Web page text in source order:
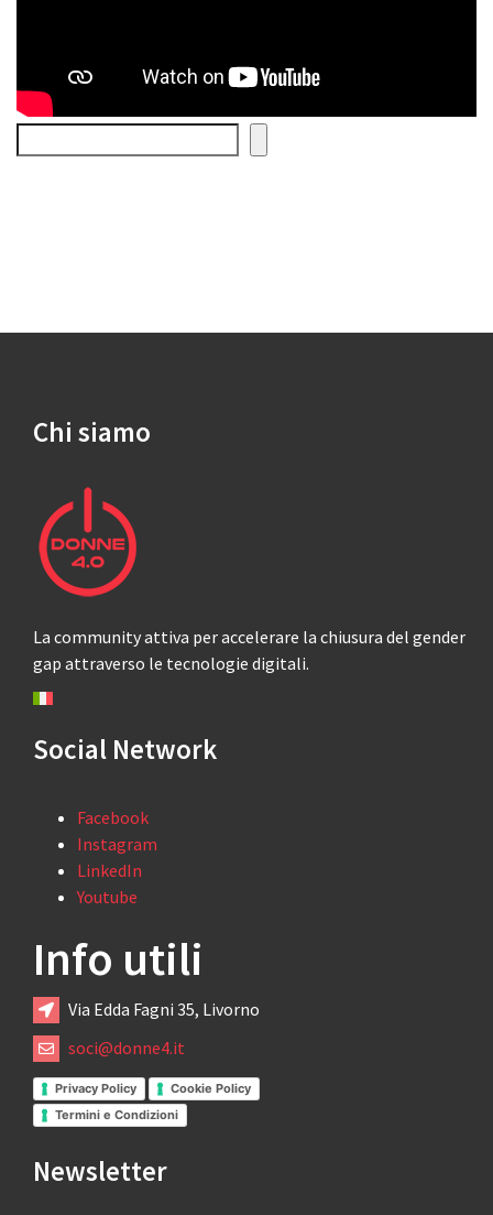
Chi siamo
La community attiva per accelerare la chiusura del gender
gap attraverso le tecnologie digitali.
Social Network
Facebook
Instagram
LinkedIn
Youtube
Info utili
Via Edda Fagni 35, Livorno
soci@donne4.it
Privacy Policy
Cookie Policy
Termini e Condizioni
Newsletter